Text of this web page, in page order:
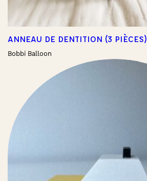
ANNEAU DE DENTITION (3 PIÈCES)
Bobbi Balloon